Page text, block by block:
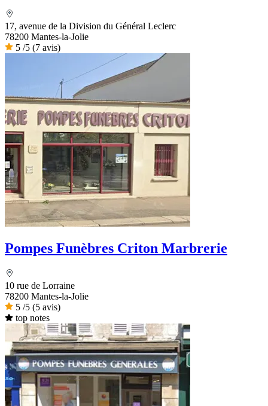
17, avenue de la Division du Général Leclerc
78200 Mantes-la-Jolie
5 /5 (7 avis)
Pompes Funèbres Criton Marbrerie
10 rue de Lorraine
78200 Mantes-la-Jolie
5 /5 (5 avis)
top notes